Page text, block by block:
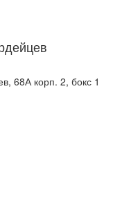
68А корп. 2, бокс 1